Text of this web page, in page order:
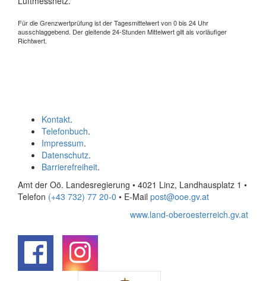
Für die Grenzwertprüfung ist der Tagesmittelwert von 0 bis 24 Uhr
ausschlaggebend. Der gleitende 24-Stunden Mittelwert gilt als vorläufiger
Richtwert.
Kontakt.
Telefonbuch.
Impressum.
Datenschutz.
Barrierefreiheit.
Amt der Oö. Landesregierung • 4021 Linz, Landhausplatz 1 •
Telefon (+43 732) 77 20-0 • E-Mail post@ooe.gv.at
www.land-oberoesterreich.gv.at